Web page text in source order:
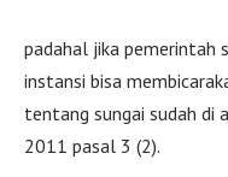
padahal jika pemerintah
instansi bisa
tentang sungai sudah di
2011 pasal 3 (2).